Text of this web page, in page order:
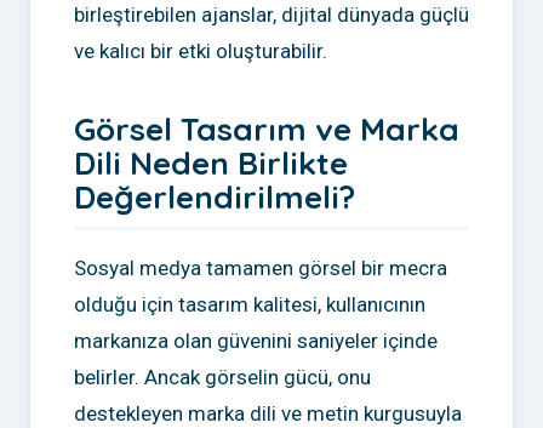
birleştirebilen ajanslar, dijital dünyada güçlü
ve kalıcı bir etki oluşturabilir.
Görsel Tasarım ve Marka
Dili Neden Birlikte
Değerlendirilmeli?
Sosyal medya tamamen görsel bir mecra
olduğu için tasarım kalitesi, kullanıcının
markanıza olan güvenini saniyeler içinde
belirler. Ancak görselin gücü, onu
destekleyen marka dili ve metin kurgusuyla